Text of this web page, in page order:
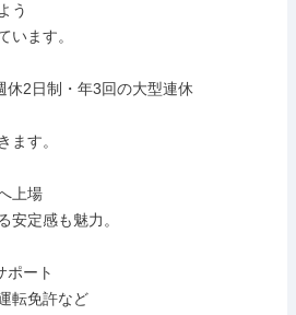
う
います。
2日制・年3回の大型連休
ます。
上場
安定感も魅力。
ポート
転免許など